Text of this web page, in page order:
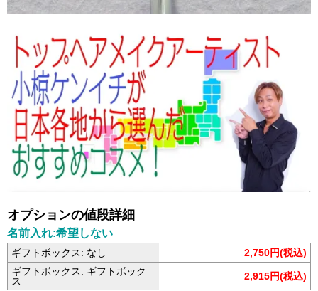
オプションの値段詳細
名前入れ:希望しない
ギフトボックス: なし
2,750円(税込)
ギフトボックス: ギフトボック
ス
2,915円(税込)